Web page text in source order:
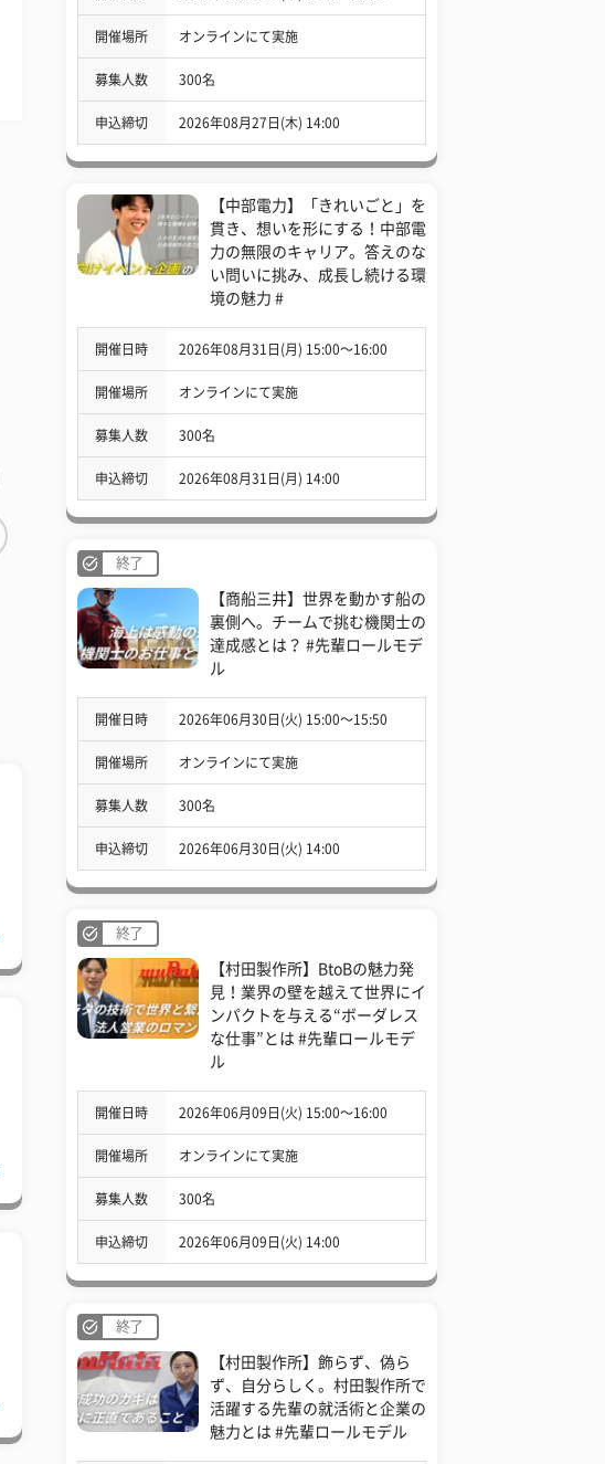
開催場所 オンラインにて実施
募集人数 300名
申込締切 2026年08月27日(木) 14:00
【中部電力】「きれいごと」を
貫き、想いを形にする！中部電
力の無限のキャリア。答えのな
い問いに挑み、成長し続ける環
境の魅力 #
開催日時 2026年08月31日(月) 15:00〜16:00
開催場所 オンラインにて実施
募集人数 300名
申込締切 2026年08月31日(月) 14:00
終了
【商船三井】世界を動かす船の
裏側へ。チームで挑む機関士の
達成感とは？ #先輩ロールモデ
ル
開催日時 2026年06月30日(火) 15:00〜15:50
開催場所 オンラインにて実施
募集人数 300名
申込締切 2026年06月30日(火) 14:00
終了
【村田製作所】BtoBの魅力発
見！業界の壁を越えて世界にイ
ンパクトを与える“ボーダレス
な仕事”とは #先輩ロールモデ
ル
開催日時 2026年06月09日(火) 15:00〜16:00
開催場所 オンラインにて実施
募集人数 300名
申込締切 2026年06月09日(火) 14:00
終了
【村田製作所】飾らず、偽ら
ず、自分らしく。村田製作所で
活躍する先輩の就活術と企業の
魅力とは #先輩ロールモデル